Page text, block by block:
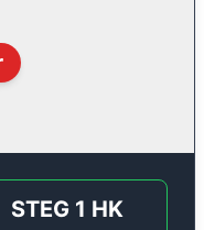
STEG 1 HK